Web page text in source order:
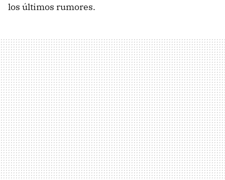
los últimos rumores.